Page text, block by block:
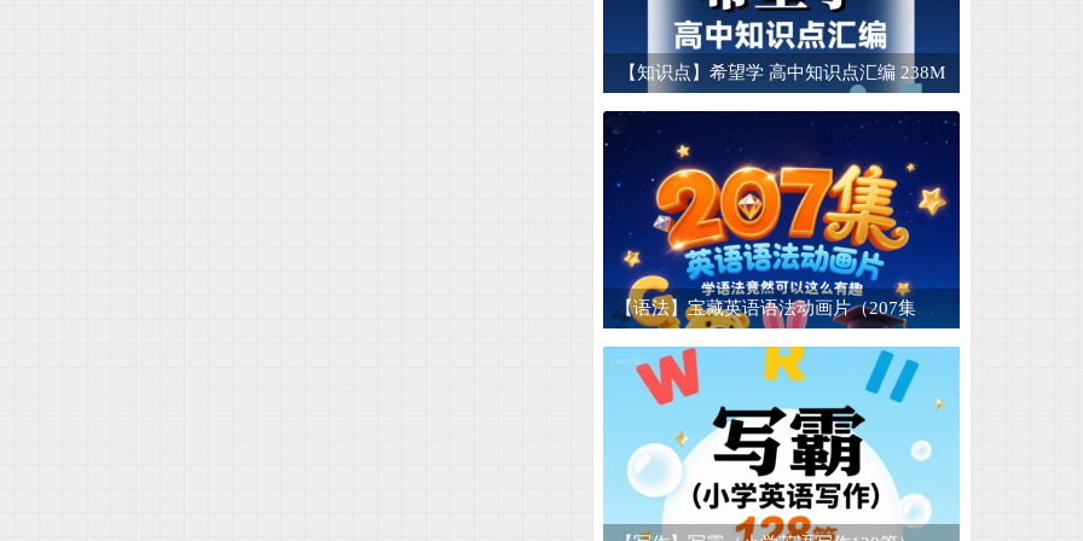
【短文】英语晨读美文短文合集 适合晨读和
50种酱腌菜技术商业配方 腌菜大全套 腌菜技
17 【睡前故事】儿童睡前故事mp3电子版幼儿音
18 【早教认字】儿童认字卡片可打印-1500张 4.
【图片素材】山川湖泊湖水倒影高山脉河流小
20 【儿童成长】儿童迷宫模板图片素材宝宝幼儿
【知识点】希望学 高中知识点汇编 238M
【语法】宝藏英语语法动画片（207集） 学语法竟然可以